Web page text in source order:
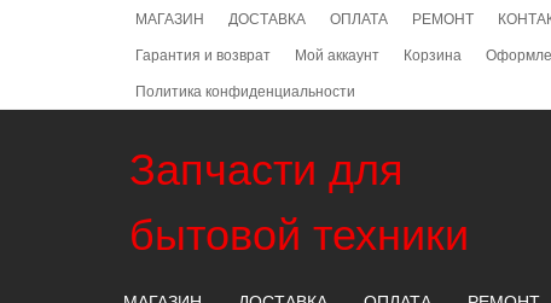
МАГАЗИН ДОСТАВКА ОПЛАТА РЕМОНТ
Гарантия и возврат
Мой аккаунт Корзина
Политика конфиденциальности
Запчасти для
бытовой техники